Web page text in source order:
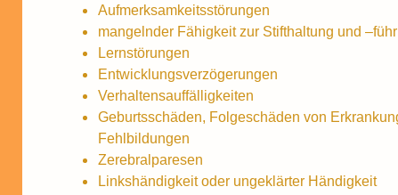
Aufmerksamkeitsstörungen
mangelnder Fähigkeit zur Stifthaltung und
Lernstörungen
Entwicklungsverzögerungen
Verhaltensauffälligkeiten
Geburtsschäden, Folgeschäden von
Fehlbildungen
Zerebralparesen
Linkshändigkeit oder ungeklärter Händigkeit